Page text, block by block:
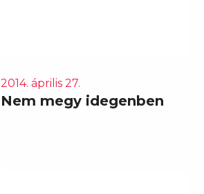
2014. április 27.
Nem megy idegenben